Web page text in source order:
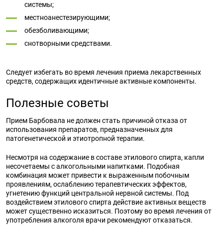
системы;
местноанестезирующими;
обезболивающими;
снотворными средствами.
Следует избегать во время лечения приема лекарственных
средств, содержащих идентичные активные компоненты.
Полезные советы
Прием Барбовала не должен стать причиной отказа от
использования препаратов, предназначенных для
патогенетической и этиотропной терапии.
Несмотря на содержание в составе этилового спирта, капли
несочетаемы с алкогольными напитками. Подобная
комбинация может привести к выраженным побочным
проявлениям, ослаблению терапевтических эффектов,
угнетению функций центральной нервной системы. Под
воздействием этилового спирта действие активных веществ
может существенно исказиться. Поэтому во время лечения от
употребления алкоголя врачи рекомендуют отказаться.